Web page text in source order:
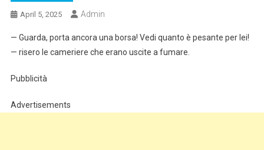
April 5, 2025 Admin
— Guarda, porta ancora una borsa! Vedi quanto è pesante per lei!
— risero le cameriere che erano uscite a fumare.
Pubblicità
Advertisements